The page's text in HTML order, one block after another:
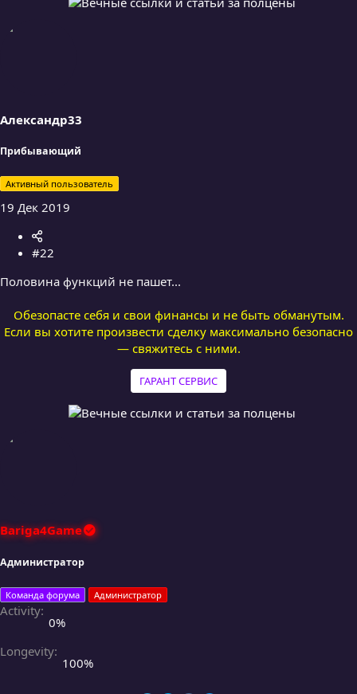
Александр33
Прибывающий
Активный пользователь
19 Дек 2019
#22
Половина функций не пашет...
Обезопасте себя и свои финансы и не быть обманутым.
Если вы хотите произвести сделку максимально безопасно
— свяжитесь с ними.
ГАРАНТ СЕРВИС
Bariga4Game
Администратор
Команда форума Администратор
Activity
0%
Longevity
100%